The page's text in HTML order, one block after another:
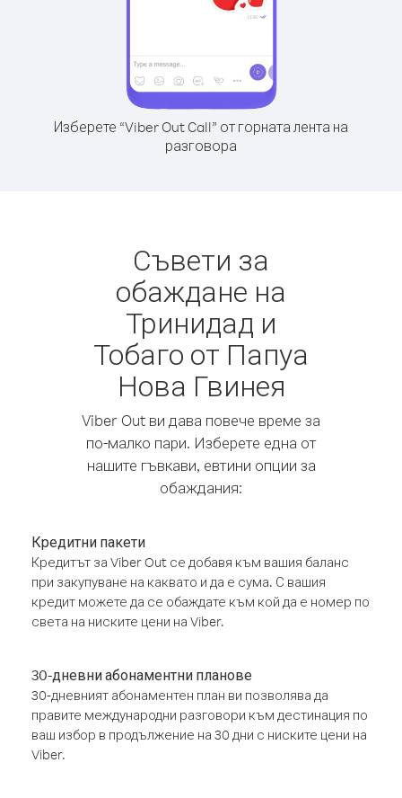
Изберете “Viber Out Call” от горната лента на
разговора
Съвети за
обаждане на
Тринидад и
Тобаго от Папуа
Нова Гвинея
Viber Out ви дава повече време за
по-малко пари. Изберете една от
нашите гъвкави, евтини опции за
обаждания:
Кредитни пакети
Кредитът за Viber Out се добавя към вашия баланс
при закупуване на каквато и да е сума. С вашия
кредит можете да се обаждате към кой да е номер по
света на ниските цени на Viber.
30-дневни абонаментни планове
30-дневният абонаментен план ви позволява да
правите международни разговори към дестинация по
ваш избор в продължение на 30 дни с ниските цени на
Viber.